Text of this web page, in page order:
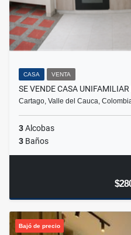
CASA VENTA
SE VENDE CASA
Cartago, Valle del Cauca,
3Alcobas
3 Baños
Bajó de precio